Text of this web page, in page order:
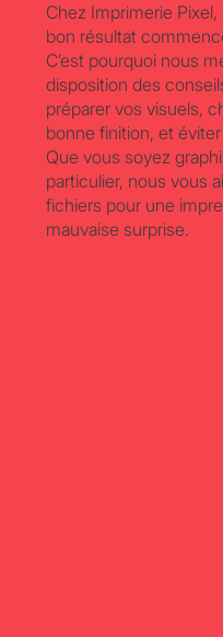
Chez Imprimerie
bon résultat
C’est pourquoi nous
disposition des
préparer vos visuels,
bonne finition, et
Que vous soyez
particulier, nous vous
fichiers pour une
mauvaise surprise.